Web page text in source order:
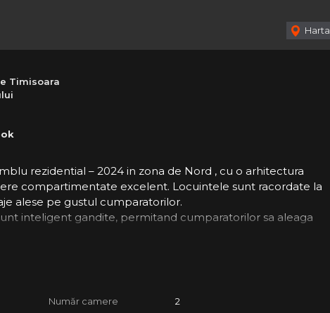
Harta
Timisoara
rezidential – 2024 in zona de Nord , cu o arhitectura
compartimentate excelent. Locuintele sunt racordate la
alese pe gustul cumparatorilor.
inteligent gandite, permitand cumparatorilor sa aleaga
47mp - 86mp, preturile acestora incepand de la
Număr camere 2